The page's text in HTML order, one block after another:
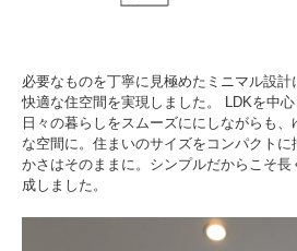
必要なものを丁寧に見極めたミニマル設計
快適な住空間を実現しました。 LDKを中
日々の暮らしをスムーズににしながらも
な空間に。住まいのサイズをコンパクト
かさはそのままに。シンプルだからこそ
成しました。